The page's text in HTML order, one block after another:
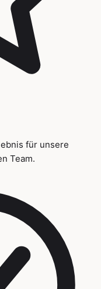
für unsere
Team.